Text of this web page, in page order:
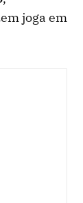
joga em